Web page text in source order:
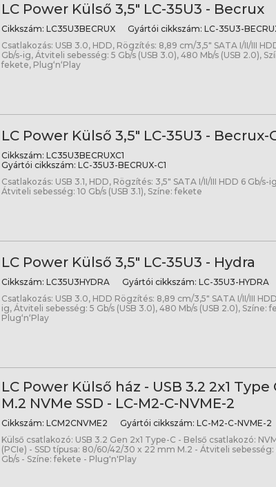
LC Power Külső 3,5" LC-35U3 - Becrux
Cikkszám: LC35U3BECRUX Gyártói cikkszám: LC-35U3-
Csatlakozás: USB 3.0, HDD, Rögzítés: 8,89 cm/3,5" SATA I/II/III
Gb/s-ig, Átviteli sebesség: 5 Gb/s (USB 3.0), 480 Mb/s (USB 2.0),
fekete, Plug‘n‘Play
LC Power Külső 3,5" LC-35U3 - Becrux-
Cikkszám: LC35U3BECRUXC1
Gyártói cikkszám: LC-35U3-BECRUX-C1
Csatlakozás: USB 3.1, HDD, Rögzítés: 3,5" SATA I/II/III HDD 6 Gb/s-
Átviteli sebesség: 10 Gb/s (USB 3.1), Színe: fekete
LC Power Külső 3,5" LC-35U3 - Hydra
Cikkszám: LC35U3HYDRA Gyártói cikkszám: LC-35U3-HYDRA
Csatlakozás: USB 3.0, HDD Rögzítés: 8,89 cm/3,5" SATA I/II/III
ig, Átviteli sebesség: 5 Gb/s (USB 3.0), 480 Mb/s (USB 2.0), Színe:
Plug‘n‘Play
LC Power Külső ház - USB 3.2 2x1 Type
M.2 NVMe SSD - LC-M2-C-NVME-2
Cikkszám: LCM2CNVME2 Gyártói cikkszám: LC-M2-C-NVME-2
Külső csatlakozó: USB 3.2 Gen 2x1 Type-C - Belső csatlakozó:
(PCIe) - SSD típusa: 80/60/42/30 x 22 mm M.2 - Átviteli sebesség:
Gb/s - Színe: fekete - Plug'n'Play